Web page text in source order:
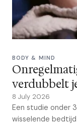
BODY & MIND
verdubbelt
8 July 2026
Een studie onder
wisselende